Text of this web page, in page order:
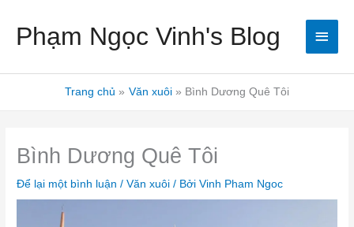
Phạm Ngọc Vinh's Blog
chính
Trang chủ Văn xuôi Bình Dương Quê Tôi
Bình Dương Quê Tôi
Để lại một bình luận /Văn xuôi / BởiVinh Pham Ngoc